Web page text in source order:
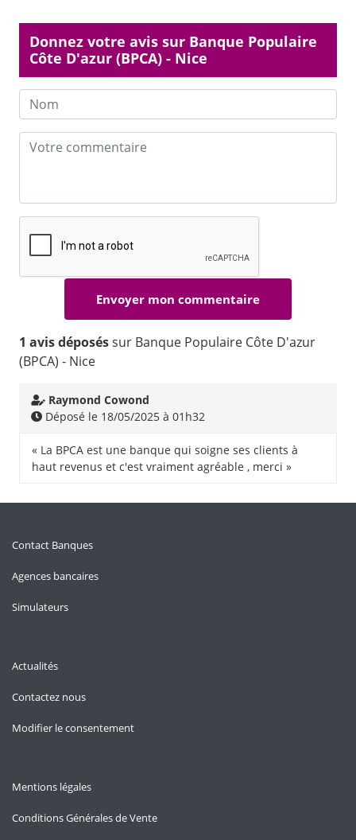
Donnez votre avis sur Banque Populaire
Côte D'azur (BPCA) - Nice
1 avis déposéssur Banque Populaire Côte D'azur
(BPCA) - Nice
Raymond Cowond
Déposé le 18/05/2025 à 01h32
« La BPCA est une banque qui soigne ses clients à
haut revenus et c'est vraiment agréable , merci »
Contact Banques
Agences bancaires
Simulateurs
Actualités
Contactez nous
Modifier le consentement
Mentions légales
Conditions Générales de Vente